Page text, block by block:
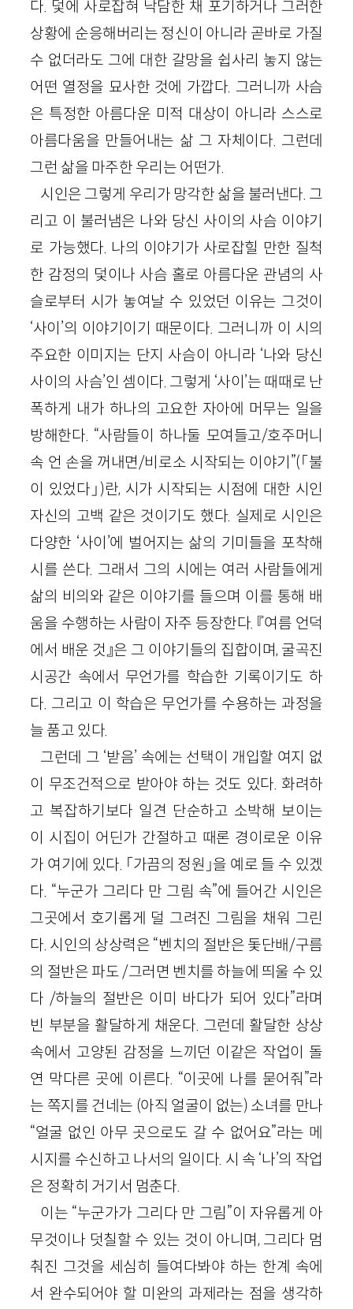
다. 덫에 사로잡혀 낙담한 채 포기하거나 그러한
상황에 순응해버리는 정신이 아니라 곧바로 가질
수 없더라도 그에 대한 갈망을 쉽사리 놓지 않는
어떤 열정을 묘사한 것에 가깝다. 그러니까 사슴
은 특정한 아름다운 미적 대상이 아니라 스스로
아름다움을 만들어내는 삶 그 자체이다. 그런데
그런 삶을 마주한 우리는 어떤가.
시인은 그렇게 우리가 망각한 삶을 불러낸다. 그
리고 이 불러냄은 나와 당신 사이의 사슴 이야기
로 가능했다. 나의 이야기가 사로잡힐 만한 질척
한 감정의 덫이나 사슴 홀로 아름다운 관념의 사
슬로부터 시가 놓여날 수 있었던 이유는 그것이
‘사이’의 이야기이기 때문이다. 그러니까 이 시의
주요한 이미지는 단지 사슴이 아니라 ‘나와 당신
사이의 사슴’인 셈이다. 그렇게 ‘사이’는 때때로 난
폭하게 내가 하나의 고요한 자아에 머무는 일을
방해한다. “사람들이 하나둘 모여들고/호주머니
속 언 손을 꺼내면/비로소 시작되는 이야기”(「불
이 있었다」)란, 시가 시작되는 시점에 대한 시인
자신의 고백 같은 것이기도 했다. 실제로 시인은
다양한 ‘사이’에 벌어지는 삶의 기미들을 포착해
시를 쓴다. 그래서 그의 시에는 여러 사람들에게
삶의 비의와 같은 이야기를 들으며 이를 통해 배
움을 수행하는 사람이 자주 등장한다. 『여름 언덕
에서 배운 것』은 그 이야기들의 집합이며, 굴곡진
시공간 속에서 무언가를 학습한 기록이기도 하
다. 그리고 이 학습은 무언가를 수용하는 과정을
늘 품고 있다.
그런데 그 ‘받음’ 속에는 선택이 개입할 여지 없
이 무조건적으로 받아야 하는 것도 있다. 화려하
고 복잡하기보다 일견 단순하고 소박해 보이는
이 시집이 어딘가 간절하고 때론 경이로운 이유
가 여기에 있다. 「가끔의 정원」을 예로 들 수 있겠
다. “누군가 그리다 만 그림 속”에 들어간 시인은
그곳에서 호기롭게 덜 그려진 그림을 채워 그린
다. 시인의 상상력은 “벤치의 절반은 돛단배/구름
의 절반은 파도 /그러면 벤치를 하늘에 띄울 수 있
다 /하늘의 절반은 이미 바다가 되어 있다”라며
빈 부분을 활달하게 채운다. 그런데 활달한 상상
속에서 고양된 감정을 느끼던 이같은 작업이 돌
연 막다른 곳에 이른다. “이곳에 나를 묻어줘”라
는 쪽지를 건네는 (아직 얼굴이 없는) 소녀를 만나
“얼굴 없인 아무 곳으로도 갈 수 없어요”라는 메
시지를 수신하고 나서의 일이다. 시 속 ‘나’의 작업
은 정확히 거기서 멈춘다.
이는 “누군가가 그리다 만 그림”이 자유롭게 아
무것이나 덧칠할 수 있는 것이 아니며, 그리다 멈
춰진 그것을 세심히 들여다봐야 하는 한계 속에
서 완수되어야 할 미완의 과제라는 점을 생각하